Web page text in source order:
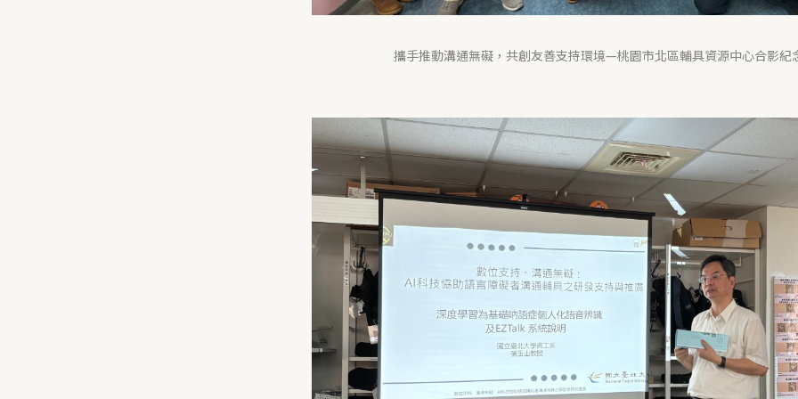
攜手推動溝通無礙，共創友善支持環境—桃園市北區輔具資源中心合影紀